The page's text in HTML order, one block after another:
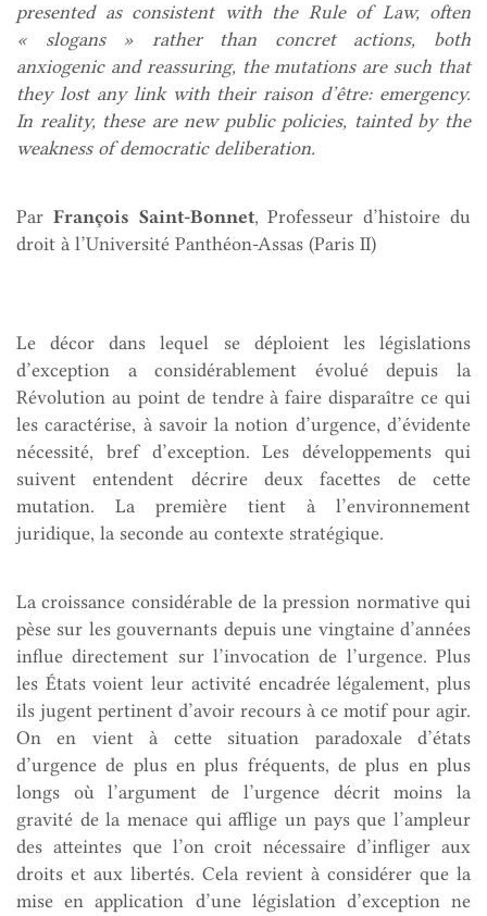
presented as consistent with the Rule of Law, often
« slogans » rather than concret actions, both
anxiogenic and reassuring, the mutations are such that
they lost any link with their raison d’être: emergency.
In reality, these are new public policies, tainted by the
weakness of democratic deliberation.
Par François Saint-Bonnet, Professeur d’histoire du
droit à l’Université Panthéon-Assas (Paris II)
Le décor dans lequel se déploient les législations
d’exception a considérablement évolué depuis la
Révolution au point de tendre à faire disparaître ce qui
les caractérise, à savoir la notion d’urgence, d’évidente
nécessité, bref d’exception. Les développements qui
suivent entendent décrire deux facettes de cette
mutation. La première tient à l’environnement
juridique, la seconde au contexte stratégique.
La croissance considérable de la pression normative qui
pèse sur les gouvernants depuis une vingtaine d’années
influe directement sur l’invocation de l’urgence. Plus
les États voient leur activité encadrée légalement, plus
ils jugent pertinent d’avoir recours à ce motif pour agir.
On en vient à cette situation paradoxale d’états
d’urgence de plus en plus fréquents, de plus en plus
longs où l’argument de l’urgence décrit moins la
gravité de la menace qui afflige un pays que l’ampleur
des atteintes que l’on croit nécessaire d’infliger aux
droits et aux libertés. Cela revient à considérer que la
mise en application d’une législation d’exception ne